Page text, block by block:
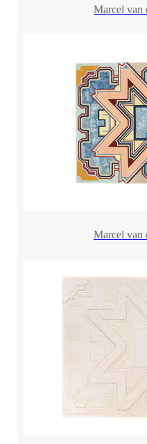
Marcel van
Marcel van